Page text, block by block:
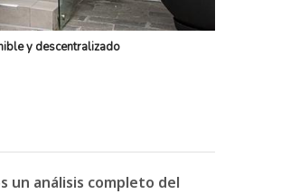
y descentralizado
un análisis completo del